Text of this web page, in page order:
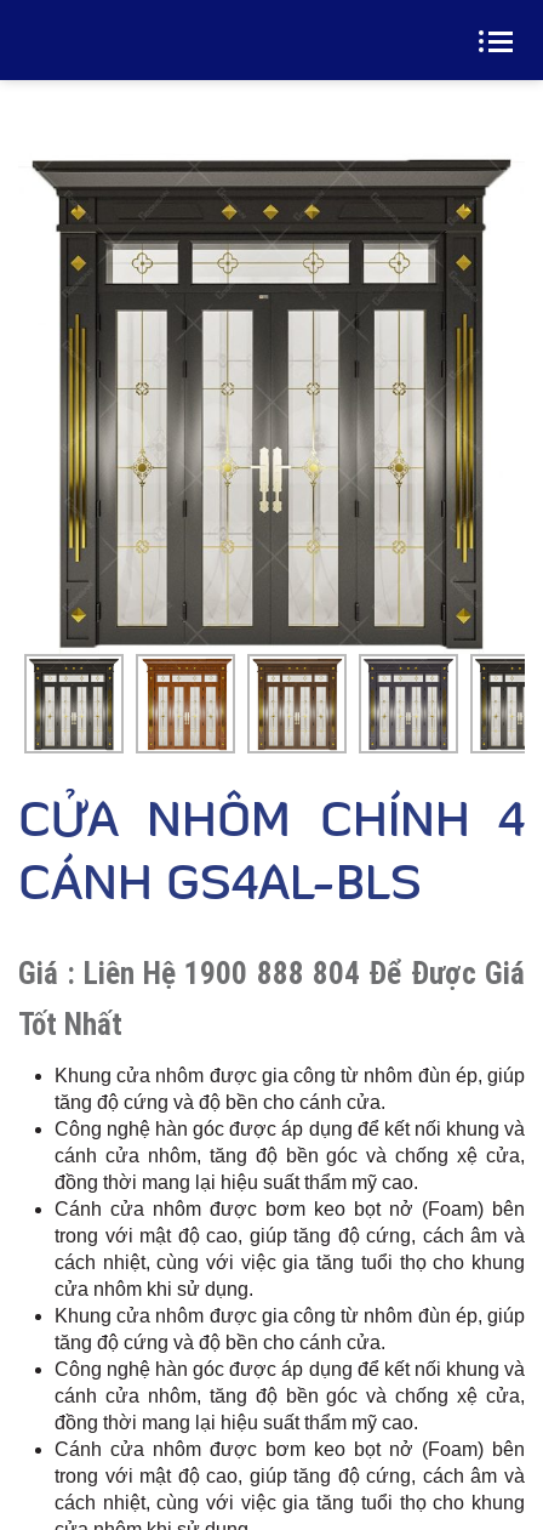
CỬA NHÔM CHÍNH 4
CÁNH GS4AL-BLS
Giá : Liên Hệ 1900 888 804 Để Được Giá
Tốt Nhất
Khung cửa nhôm được gia công từ nhôm đùn ép, giúp
tăng độ cứng và độ bền cho cánh cửa.
Công nghệ hàn góc được áp dụng để kết nối khung và
cánh cửa nhôm, tăng độ bền góc và chống xệ cửa,
đồng thời mang lại hiệu suất thẩm mỹ cao.
Cánh cửa nhôm được bơm keo bọt nở (Foam) bên
trong với mật độ cao, giúp tăng độ cứng, cách âm và
cách nhiệt, cùng với việc gia tăng tuổi thọ cho khung
cửa nhôm khi sử dụng.
Khung cửa nhôm được gia công từ nhôm đùn ép, giúp
tăng độ cứng và độ bền cho cánh cửa.
Công nghệ hàn góc được áp dụng để kết nối khung và
cánh cửa nhôm, tăng độ bền góc và chống xệ cửa,
đồng thời mang lại hiệu suất thẩm mỹ cao.
Cánh cửa nhôm được bơm keo bọt nở (Foam) bên
trong với mật độ cao, giúp tăng độ cứng, cách âm và
cách nhiệt, cùng với việc gia tăng tuổi thọ cho khung